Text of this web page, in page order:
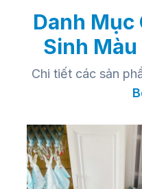
Danh Mục
Sinh
Chi tiết các sản